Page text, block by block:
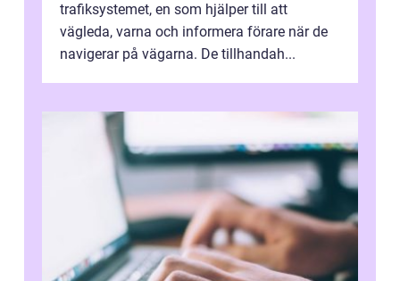
trafiksystemet, en som hjälper till att
vägleda, varna och informera förare när de
navigerar på vägarna. De tillhandah...